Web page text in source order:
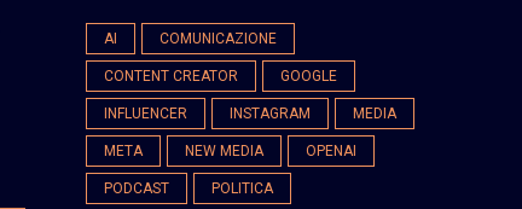
AI COMUNICAZIONE
CONTENT CREATOR GOOGLE
INFLUENCER INSTAGRAM MEDIA
META NEW MEDIA OPENAI
PODCAST POLITICA